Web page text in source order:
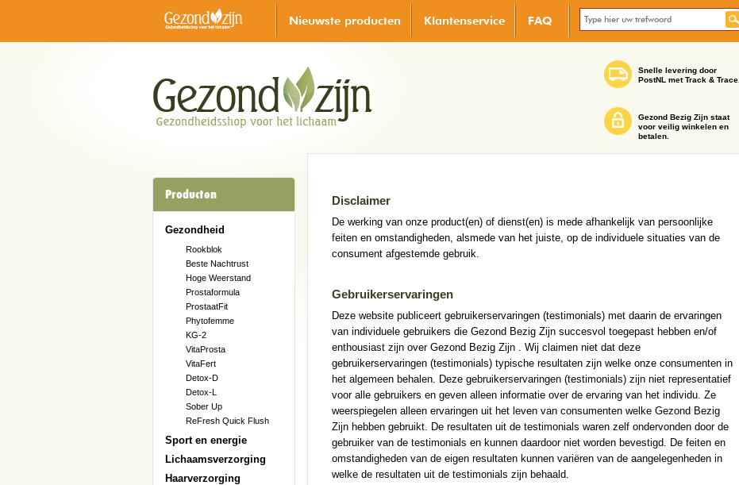
Nieuwste producten Klantenservice FAQ
Snelle levering door
PostNL met Track & Trace.
Gezond Bezig Zijn staat
voor veilig winkelen en
betalen.
Producten
Gezondheid
Rookblok
Beste Nachtrust
Hoge Weerstand
Prostaformula
ProstaatFit
Phytofemme
KG-2
VitaProsta
VitaFert
Detox-D
Detox-L
Sober Up
ReFresh Quick Flush
Sport en energie
Lichaamsverzorging
Haarverzorging
Disclaimer
De werking van onze product(en) of dienst(en) is mede afhankelijk van persoonlijke
feiten en omstandigheden, alsmede van het juiste, op de individuele situaties van de
consument afgestemde gebruik.
Gebruikerservaringen
Deze website publiceert gebruikerservaringen (testimonials) met daarin de ervaringen
van individuele gebruikers die Gezond Bezig Zijn succesvol toegepast hebben en/of
enthousiast zijn over Gezond Bezig Zijn . Wij claimen niet dat deze
gebruikerservaringen (testimonials) typische resultaten zijn welke onze consumenten in
het algemeen behalen. Deze gebruikerservaringen (testimonials) zijn niet representatief
voor alle gebruikers en geven alleen informatie over de ervaring van het individu. Ze
weerspiegelen alleen ervaringen uit het leven van consumenten welke Gezond Bezig
Zijn hebben gebruikt. De resultaten uit de testimonials waren zelf ondervonden door de
gebruiker van de testimonials en kunnen daardoor niet worden bevestigd. De feiten en
omstandigheden van de eigen resultaten kunnen variëren van de aangelegenheden in
welke de resultaten uit de testimonials zijn behaald.